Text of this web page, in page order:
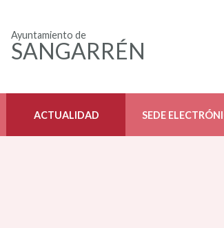
Ayuntamiento de
SANGARRÉN
ACTUALIDAD SEDE